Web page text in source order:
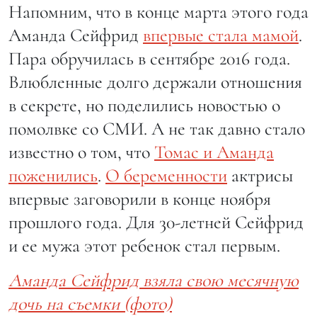
Напомним, что в конце марта этого года
Аманда Сейфрид впервые стала мамой.
Пара обручилась в сентябре 2016 года.
Влюбленные долго держали отношения
в секрете, но поделились новостью о
помолвке со СМИ. А не так давно стало
известно о том, что Томас и Аманда
поженились. О беременности актрисы
впервые заговорили в конце ноября
прошлого года. Для 30-летней Сейфрид
и ее мужа этот ребенок стал первым.
Аманда Сейфрид взяла свою месячную
дочь на съемки (фото)